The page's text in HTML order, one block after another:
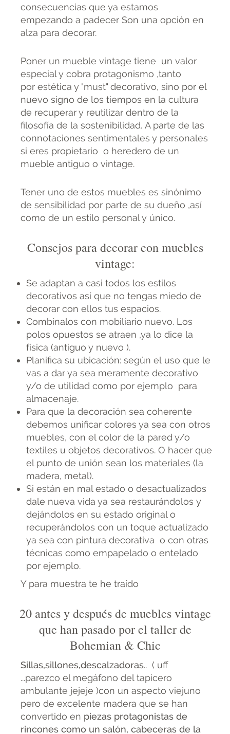
consecuencias que ya estamos
empezando a padecer Son una opción en
alza para decorar.
Poner un mueble vintage tiene un valor
especial y cobra protagonismo ,tanto
por estética y "must" decorativo, sino por el
nuevo signo de los tiempos en la cultura
de recuperar y reutilizar dentro de la
filosofía de la sostenibilidad. A parte de las
connotaciones sentimentales y personales
si eres propietario o heredero de un
mueble antiguo o vintage.
Tener uno de estos muebles es sinónimo
de sensibilidad por parte de su dueño ,así
como de un estilo personal y único.
Consejos para decorar con muebles
vintage:
Se adaptan a casi todos los estilos
decorativos así que no tengas miedo de
decorar con ellos tus espacios.
Combínalos con mobiliario nuevo. Los
polos opuestos se atraen ,ya lo dice la
física (antiguo y nuevo ).
Planifica su ubicación: según el uso que le
vas a dar ya sea meramente decorativo
y/o de utilidad como por ejemplo para
almacenaje.
Para que la decoración sea coherente
debemos unificar colores ya sea con otros
muebles, con el color de la pared y/o
textiles u objetos decorativos. O hacer que
el punto de unión sean los materiales (la
madera, metal).
Si están en mal estado o desactualizados
dale nueva vida ya sea restaurándolos y
dejándolos en su estado original o
recuperándolos con un toque actualizado
ya sea con pintura decorativa o con otras
técnicas como empapelado o entelado
por ejemplo.
Y para muestra te he traído
20 antes y después de muebles vintage
que han pasado por el taller de
Bohemian & Chic
Sillas,sillones,descalzadoras.. ( uff
...parezco el megáfono del tapicero
ambulante jejeje )con un aspecto viejuno
pero de excelente madera que se han
convertido en piezas protagonistas de
rincones como un salón, cabeceras de la